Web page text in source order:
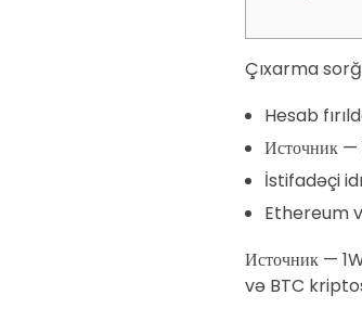
Çıxarma
Hesab
Источник —
İstifadəçi
Ethereum
Источник —
və BTC